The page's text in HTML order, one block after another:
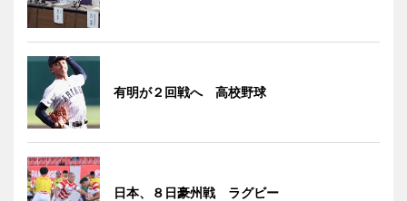
有明が２回戦へ 高校野球
日本、８日豪州戦 ラグビー